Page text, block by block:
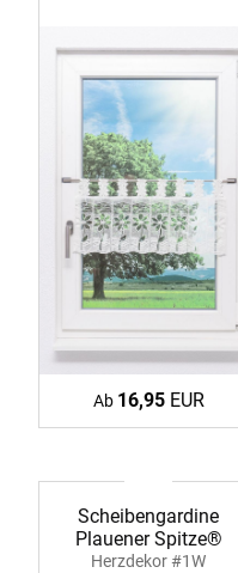
Ab 16,95EUR
Scheibengardine
Plauener Spitze®
Herzdekor #1W